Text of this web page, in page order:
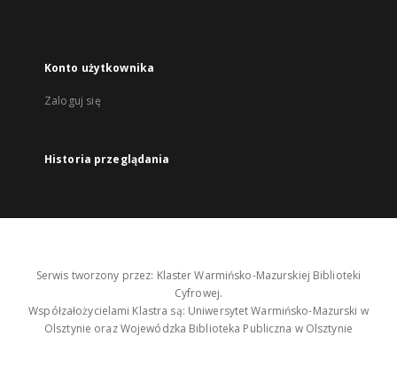
Konto użytkownika
Zaloguj się
Historia przeglądania
Serwis tworzony przez: Klaster Warmińsko-Mazurskiej Biblioteki
Cyfrowej.
Współzałożycielami Klastra są: Uniwersytet Warmińsko-Mazurski w
Olsztynie oraz Wojewódzka Biblioteka Publiczna w Olsztynie